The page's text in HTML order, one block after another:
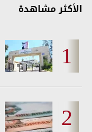
الأكثر مشاهدة